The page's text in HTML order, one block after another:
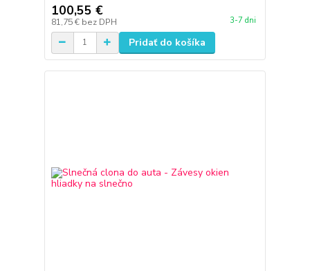
100,55 €
81,75 € bez DPH 3-7 dni
Pridať do košíka